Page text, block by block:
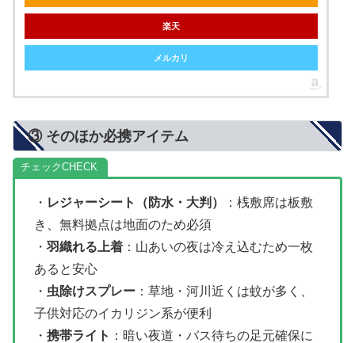
楽天
メルカリ
③ そのほか必携アイテム
チェック
・ レジャーシート（防水・大判）
：桟敷席は板敷
き、無料拠点は地面のため必須
・ 羽織れる上着 ：山あいの夜は冷え込むため一枚
あると安心
・ 虫除けスプレー ：草地・河川近くは蚊が多く、
子供対応のイカリジン系が便利
・ 携帯ライト ：暗い夜道・バス待ちの足元確保に